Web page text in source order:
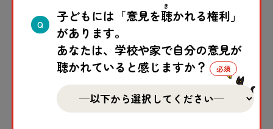
Q
子どもには「意見を聴
き
かれる権利」
があります。
あなたは、学校や家で自分の意見が
聴かれていると感じますか？